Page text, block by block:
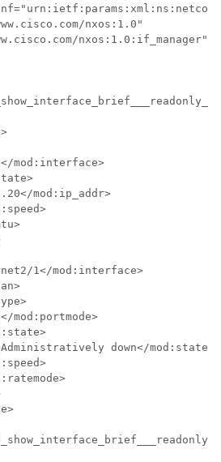
nxos:1.0"
nxos:1.0:if_manager"
mod:interface>
mod:ip_addr>
1</mod:interface>
mod:portmode>
down</